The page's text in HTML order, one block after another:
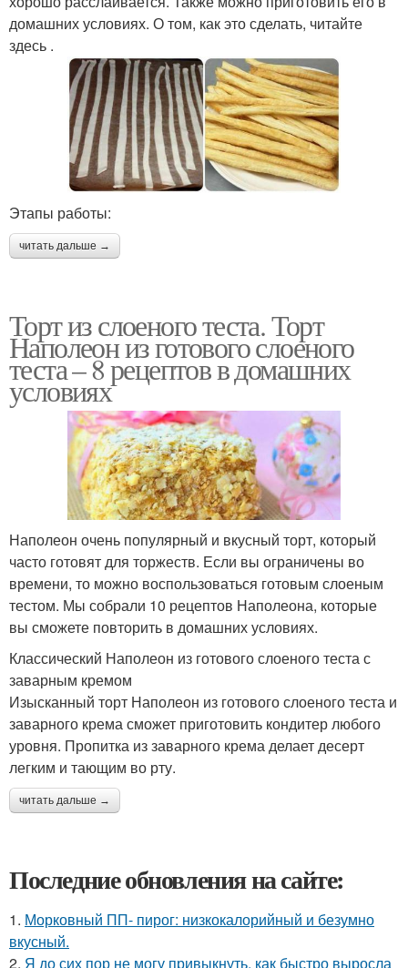
домашних условиях. О том, как это сделать, читайте
здесь .
Этапы работы:
читать дальше →
Торт из слоеного теста. Торт
Наполеон из готового слоеного
теста – 8 рецептов в домашних
условиях
Наполеон очень популярный и вкусный торт, который
часто готовят для торжеств. Если вы ограничены во
времени, то можно воспользоваться готовым слоеным
тестом. Мы собрали 10 рецептов Наполеона, которые
вы сможете повторить в домашних условиях.
Классический Наполеон из готового слоеного теста с
заварным кремом
Изысканный торт Наполеон из готового слоеного теста и
заварного крема сможет приготовить кондитер любого
уровня. Пропитка из заварного крема делает десерт
легким и тающим во рту.
читать дальше →
Последние обновления на сайте:
1. Морковный ПП- пирог: низкокалорийный и безумно
вкусный.
2. Я до сих пор не могу привыкнуть, как быстро выросла